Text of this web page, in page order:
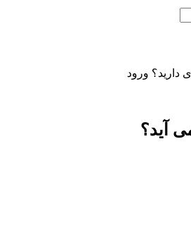
دارید؟ ورود
آید؟